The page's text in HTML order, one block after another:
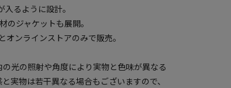
るように設計。
のジャケットも展開。
オンラインストアのみで販売。
光の照射や角度により実物と色味が異なる
実物は若干異なる場合もございますので、